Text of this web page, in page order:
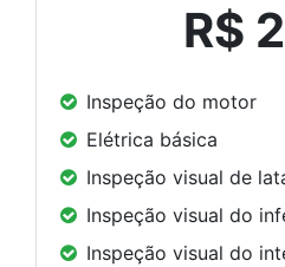
R$
Inspeção do motor
Elétrica básica
Inspeção visual de
Inspeção visual do
Inspeção visual do